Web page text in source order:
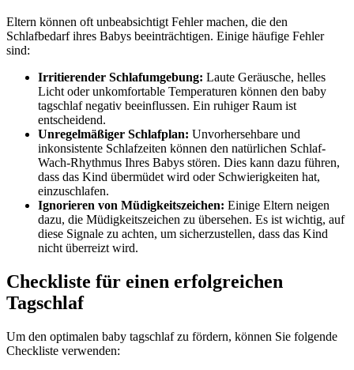
Eltern können oft unbeabsichtigt Fehler machen, die den
Schlafbedarf ihres Babys beeinträchtigen. Einige häufige Fehler
sind:
Irritierender Schlafumgebung: Laute Geräusche, helles
Licht oder unkomfortable Temperaturen können den baby
tagschlaf negativ beeinflussen. Ein ruhiger Raum ist
entscheidend.
Unregelmäßiger Schlafplan: Unvorhersehbare und
inkonsistente Schlafzeiten können den natürlichen Schlaf-
Wach-Rhythmus Ihres Babys stören. Dies kann dazu führen,
dass das Kind übermüdet wird oder Schwierigkeiten hat,
einzuschlafen.
Ignorieren von Müdigkeitszeichen: Einige Eltern neigen
dazu, die Müdigkeitszeichen zu übersehen. Es ist wichtig, auf
diese Signale zu achten, um sicherzustellen, dass das Kind
nicht überreizt wird.
Checkliste für einen erfolgreichen
Tagschlaf
Um den optimalen baby tagschlaf zu fördern, können Sie folgende
Checkliste verwenden: